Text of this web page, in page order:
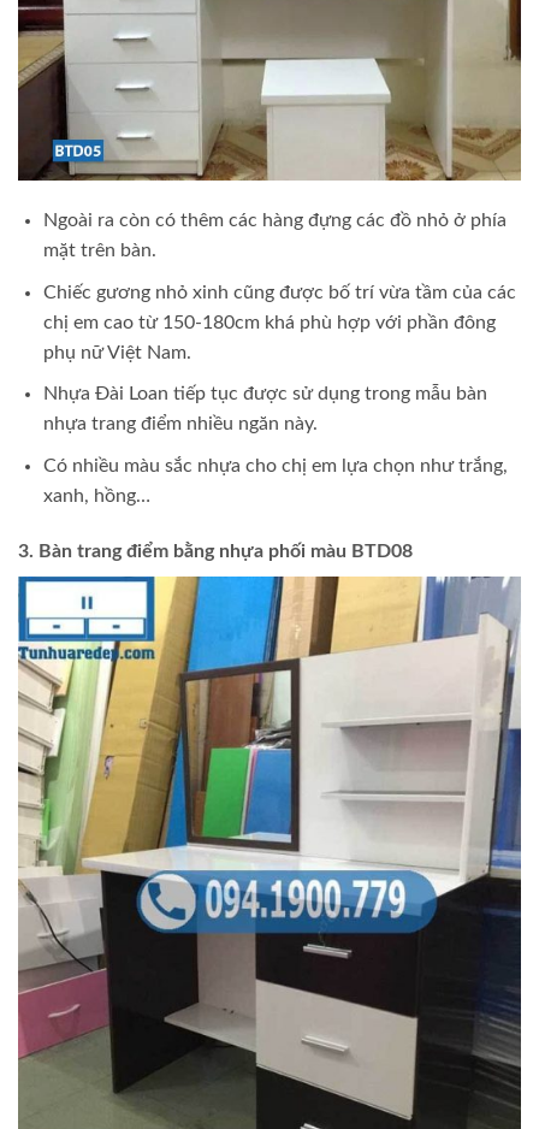
Ngoài ra còn có thêm các hàng đựng các đồ nhỏ ở phía
mặt trên bàn.
Chiếc gương nhỏ xinh cũng được bố trí vừa tầm của các
chị em cao từ 150-180cm khá phù hợp với phần đông
phụ nữ Việt Nam.
Nhựa Đài Loan tiếp tục được sử dụng trong mẫu bàn
nhựa trang điểm nhiều ngăn này.
Có nhiều màu sắc nhựa cho chị em lựa chọn như trắng,
xanh, hồng…
3. Bàn trang điểm bằng nhựa phối màu BTD08